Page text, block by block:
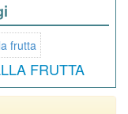
FRUTTA